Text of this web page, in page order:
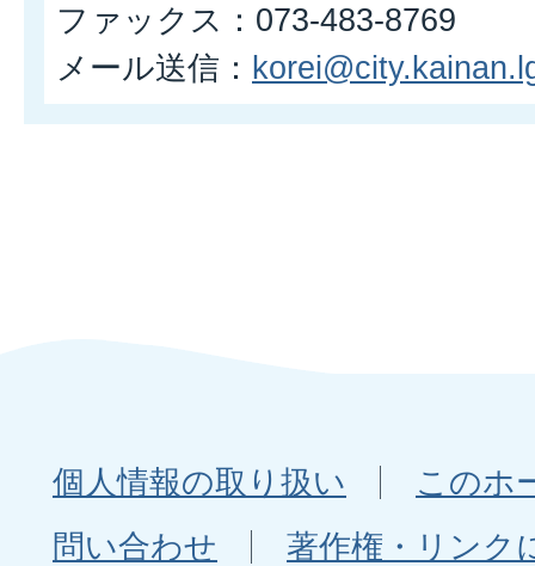
ファックス：073-483-8769
メール送信：
個人情報の取り扱い
このホ
問い合わせ
著作権・リンク